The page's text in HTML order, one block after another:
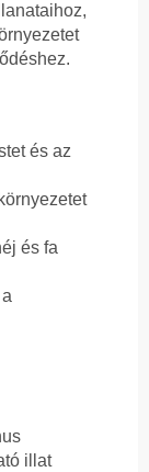
és az
és fa
illat